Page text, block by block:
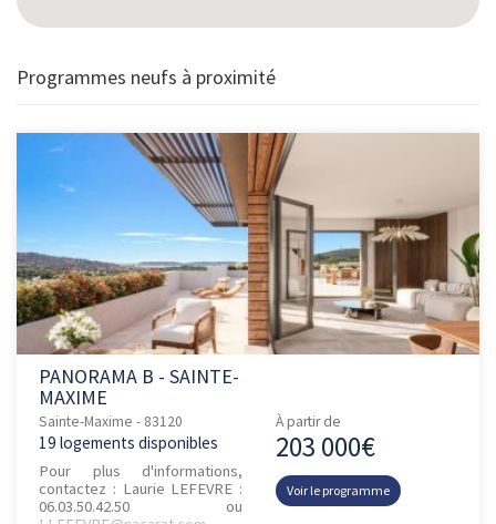
Programmes neufs à proximité
PANORAMA B - SAINTE-
MAXIME
Sainte-Maxime - 83120
19 logements disponibles
Pour plus d'informations,
contactez : Laurie LEFEVRE :
06.03.50.42.50 ou
À partir de
203 000€
Voir le programme